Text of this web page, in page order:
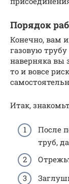
Порядок
Конечно, вам
газовую
наверняка вы
то и вовсе
Итак,
После
труб,